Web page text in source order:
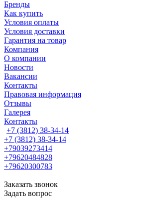
Бренды
Как купить
Условия оплаты
Условия доставки
Гарантия на товар
Компания
О компании
Новости
Вакансии
Контакты
Правовая информация
Отзывы
Галерея
Контакты
+7 (3812) 38-34-14
+7 (3812) 38-34-14
+79039273414
+79620484828
+79620300783
Заказать звонок
Задать вопрос